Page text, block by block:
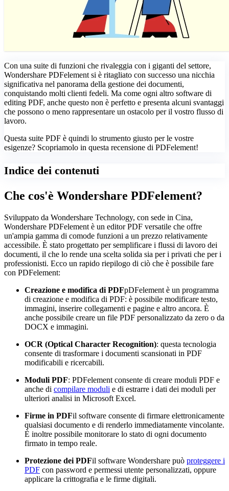
Con una suite di funzioni che rivaleggia con i giganti del settore,
Wondershare PDFelement si è ritagliato con successo una nicchia
significativa nel panorama della gestione dei documenti,
conquistando molti clienti fedeli. Ma come ogni altro software di
editing PDF, anche questo non è perfetto e presenta alcuni svantaggi
che possono o meno rappresentare un ostacolo per il vostro flusso di
lavoro.
Questa suite PDF è quindi lo strumento giusto per le vostre
esigenze? Scopriamolo in questa recensione di PDFelement!
Indice dei contenuti
Che cos'è Wondershare PDFelement?
Sviluppato da Wondershare Technology, con sede in Cina,
Wondershare PDFelement è un editor PDF versatile che offre
un'ampia gamma di comode funzioni a un prezzo relativamente
accessibile. È stato progettato per semplificare i flussi di lavoro dei
documenti, il che lo rende una scelta solida sia per i privati che per i
professionisti. Ecco un rapido riepilogo di ciò che è possibile fare
con PDFelement:
Creazione e modifica di PDFpDFelement è un programma
di creazione e modifica di PDF: è possibile modificare testo,
immagini, inserire collegamenti e pagine e altro ancora. È
anche possibile creare un file PDF personalizzato da zero o da
DOCX e immagini.
OCR (Optical Character Recognition): questa tecnologia
consente di trasformare i documenti scansionati in PDF
modificabili e ricercabili.
Moduli PDF: PDFelement consente di creare moduli PDF e
anche di compilare moduli e di estrarre i dati dei moduli per
ulteriori analisi in Microsoft Excel.
Firme in PDFil software consente di firmare elettronicamente
qualsiasi documento e di renderlo immediatamente vincolante.
È inoltre possibile monitorare lo stato di ogni documento
firmato in tempo reale.
Protezione dei PDFil software Wondershare può proteggere i
PDF con password e permessi utente personalizzati, oppure
applicare la crittografia e le firme digitali.